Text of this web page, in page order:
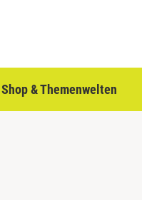
Shop & Themenwelten